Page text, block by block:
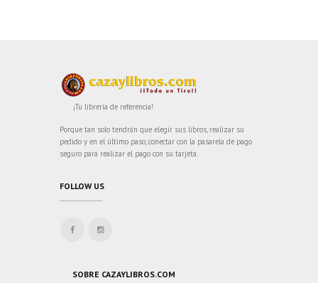
¡Tu librería de referencia!
Porque tan solo tendrán que elegir sus libros, realizar su
pedido y en el último paso, conectar con la pasarela de pago
seguro para realizar el pago con su tarjeta.
FOLLOW US
SOBRE CAZAYLIBROS.COM